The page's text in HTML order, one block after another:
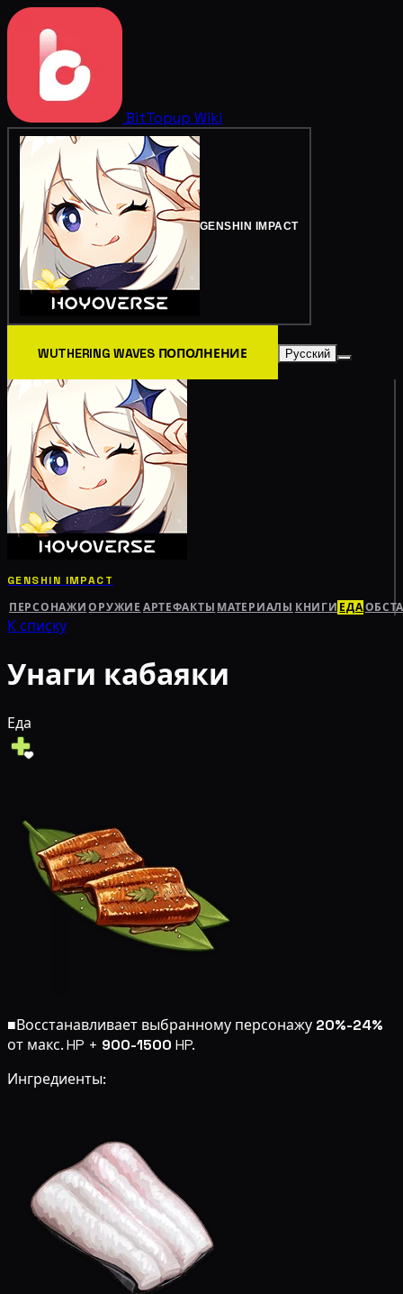
BitTopup Wiki
GENSHIN IMPACT
WUTHERING WAVES ПОПОЛНЕНИЕ Русский
GENSHIN IMPACT
ПЕРСОНАЖИ ОРУЖИЕ АРТЕФАКТЫ МАТЕРИАЛЫ КНИГИ ЕДА
К списку
Унаги кабаяки
Еда
■Восстанавливает выбранному персонажу 20%-24%
от макс. HP + 900-1500 HP.
Ингредиенты: